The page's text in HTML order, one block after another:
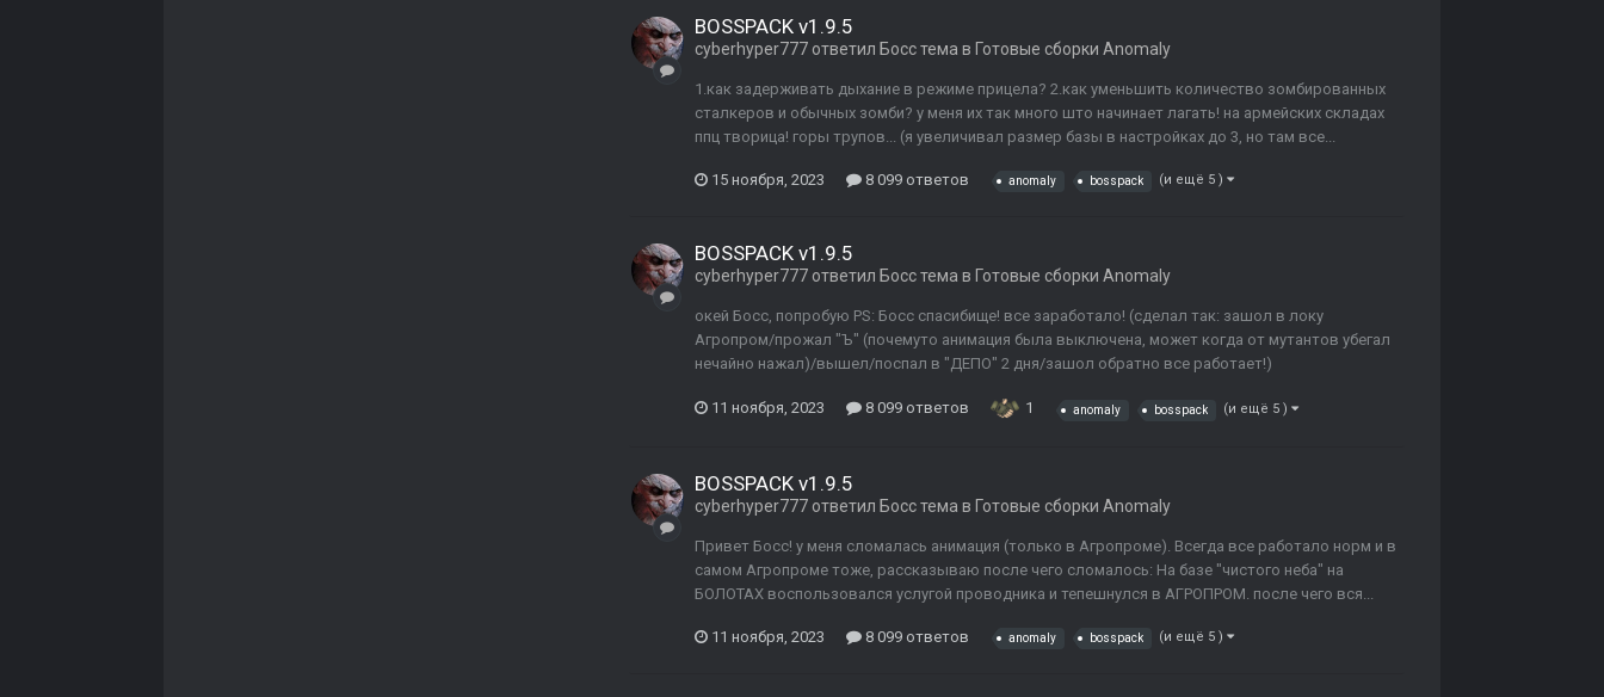
BOSSPACK v1.9.5
cyberhyper777 ответил Босстема в Готовые сборки Anomaly
1.как задерживать дыхание в режиме прицела? 2.как уменьшить количество зомбированных
сталкеров и обычных зомби? у меня их так много што начинает лагать! на армейских складах
ппц творица! горы трупов... (я увеличивал размер базы в настройках до 3, но там все...
15 ноября, 2023 8 099 ответов anomaly bosspack (и ещё 5 )
BOSSPACK v1.9.5
cyberhyper777 ответил Босстема в Готовые сборки Anomaly
окей Босс, попробую PS: Босс спасибище! все заработало! (сделал так: зашол в локу
Агропром/прожал "Ъ" (почемуто анимация была выключена, может когда от мутантов убегал
нечайно нажал)/вышел/поспал в "ДЕПО" 2 дня/зашол обратно все работает!)
11 ноября, 2023 8 099 ответов 1 anomaly bosspack (и ещё 5 )
BOSSPACK v1.9.5
cyberhyper777 ответил Босстема в Готовые сборки Anomaly
Привет Босс! у меня сломалась анимация (только в Агропроме). Всегда все работало норм и в
самом Агропроме тоже, рассказываю после чего сломалось: На базе "чистого неба" на
БОЛОТАХ воспользовался услугой проводника и тепешнулся в АГРОПРОМ. после чего вся...
11 ноября, 2023 8 099 ответов anomaly bosspack (и ещё 5 )